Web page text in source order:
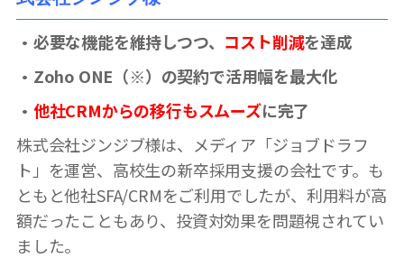
・必要な機能を維持しつつ、 コスト削減を達成
・Zoho ONE（※）の契約で活用幅を最大化
・ 他社CRMからの移行もスムーズに完了
株式会社ジンジブ様は、メディア「ジョブドラフ
ト」を運営、高校生の新卒採用支援の会社です。も
ともと他社SFA/CRMをご利用でしたが、利用料が高
額だったこともあり、投資対効果を問題視されてい
ました。